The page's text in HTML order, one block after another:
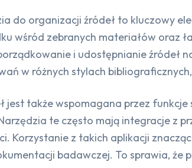
do organizacji źródeł to kluczowy
wśród zebranych materiałów oraz
i udostępnianie
w różnych stylach
jest także wspomagana przez
te często mają integracje z
Korzystanie z takich aplikacji
badawczej. To sprawia, że